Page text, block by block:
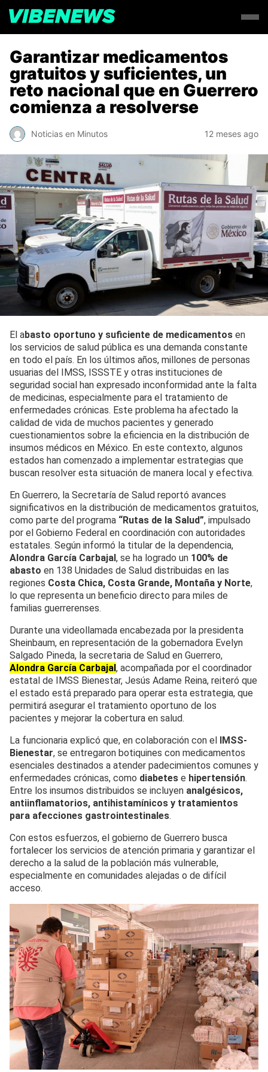
Garantizar medicamentos
gratuitos y suficientes, un
reto nacional que en Guerrero
comienza a resolverse
Noticias en Minutos 12 meses ago
El abasto oportuno y suficiente de medicamentos en
los servicios de salud pública es una demanda constante
en todo el país. En los últimos años, millones de personas
usuarias del IMSS, ISSSTE y otras instituciones de
seguridad social han expresado inconformidad ante la falta
de medicinas, especialmente para el tratamiento de
enfermedades crónicas. Este problema ha afectado la
calidad de vida de muchos pacientes y generado
cuestionamientos sobre la eficiencia en la distribución de
insumos médicos en México. En este contexto, algunos
estados han comenzado a implementar estrategias que
buscan resolver esta situación de manera local y efectiva.
En Guerrero, la Secretaría de Salud reportó avances
significativos en la distribución de medicamentos gratuitos,
como parte del programa “Rutas de la Salud”, impulsado
por el Gobierno Federal en coordinación con autoridades
estatales. Según informó la titular de la dependencia,
Alondra García Carbajal, se ha logrado un 100% de
abasto en 138 Unidades de Salud distribuidas en las
regiones Costa Chica, Costa Grande, Montaña y Norte,
lo que representa un beneficio directo para miles de
familias guerrerenses.
Durante una videollamada encabezada por la presidenta
Sheinbaum, en representación de la gobernadora Evelyn
Salgado Pineda, la secretaria de Salud en Guerrero,
Alondra García Carbajal, acompañada por el coordinador
estatal de IMSS Bienestar, Jesús Adame Reina, reiteró que
el estado está preparado para operar esta estrategia, que
permitirá asegurar el tratamiento oportuno de los
pacientes y mejorar la cobertura en salud.
La funcionaria explicó que, en colaboración con el IMSS-
Bienestar, se entregaron botiquines con medicamentos
esenciales destinados a atender padecimientos comunes y
enfermedades crónicas, como diabetes e hipertensión.
Entre los insumos distribuidos se incluyen analgésicos,
antiinflamatorios, antihistamínicos y tratamientos
para afecciones gastrointestinales.
Con estos esfuerzos, el gobierno de Guerrero busca
fortalecer los servicios de atención primaria y garantizar el
derecho a la salud de la población más vulnerable,
especialmente en comunidades alejadas o de difícil
acceso.